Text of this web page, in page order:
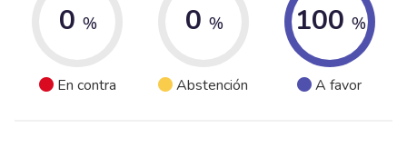
0 %
En contra
0 %
Abstención
100 %
A favor